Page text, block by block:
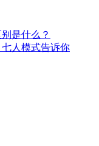
是什么？
人模式告诉你